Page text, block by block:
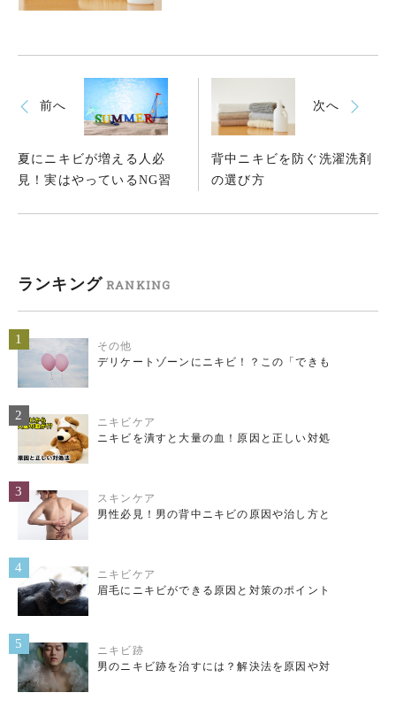
前へ
夏にニキビが増える人必
見！実はやっているNG習
次へ
背中ニキビを防ぐ洗濯洗剤
の選び方
ランキング RANKING
1
その他
デリケートゾーンにニキビ！？この「できも
2
ニキビケア
ニキビを潰すと大量の血！原因と正しい対処
3
スキンケア
男性必見！男の背中ニキビの原因や治し方と
4
ニキビケア
眉毛にニキビができる原因と対策のポイント
5
ニキビ跡
男のニキビ跡を治すには？解決法を原因や対